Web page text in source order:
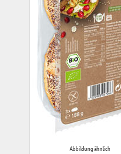
Abbildung ähnlich